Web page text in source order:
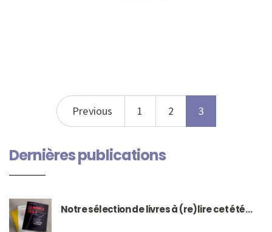
Previous 1 2 3
Dernières publications
Notre sélection de livres à (re)lire cet été…